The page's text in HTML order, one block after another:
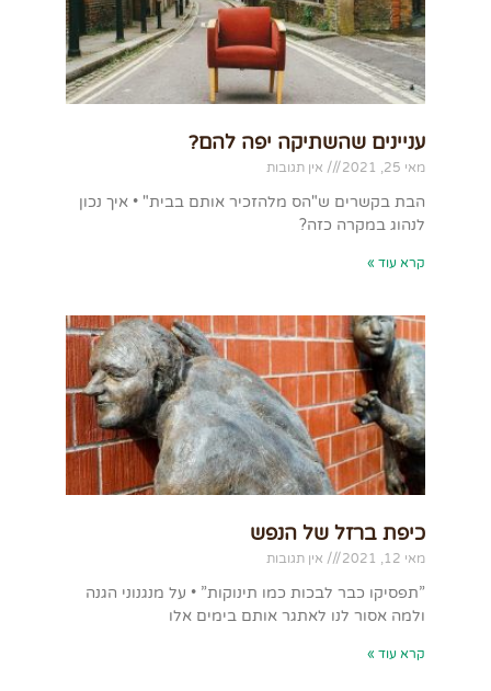
עניינים שהשתיקה יפה להם?
מאי 25, 2021 אין תגובות
הבת בקשרים ש"הס מלהזכיר אותם בבית" • איך נכון
לנהוג במקרה כזה?
קרא עוד »
כיפת ברזל של הנפש
מאי 12, 2021 אין תגובות
”תפסיקו כבר לבכות כמו תינוקות” • על מנגנוני הגנה
ולמה אסור לנו לאתגר אותם בימים אלו
קרא עוד »